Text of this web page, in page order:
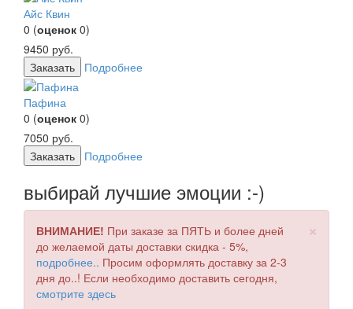
Айс Квин
0 (оценок 0)
9450 руб.
Заказать
Подробнее
Пафина
0 (оценок 0)
7050 руб.
Заказать
Подробнее
выбирай лучшие эмоции :-)
×
ВНИМАНИЕ! При заказе за ПЯТЬ и более дней
до желаемой даты доставки скидка - 5%,
подробнее.. Просим оформлять доставку за 2-3
дня до..! Если необходимо доставить сегодня,
смотрите здесь